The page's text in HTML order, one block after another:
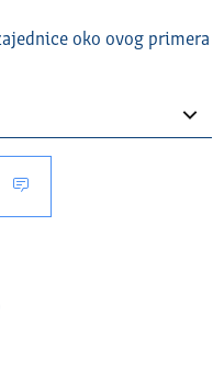
oko ovog primera